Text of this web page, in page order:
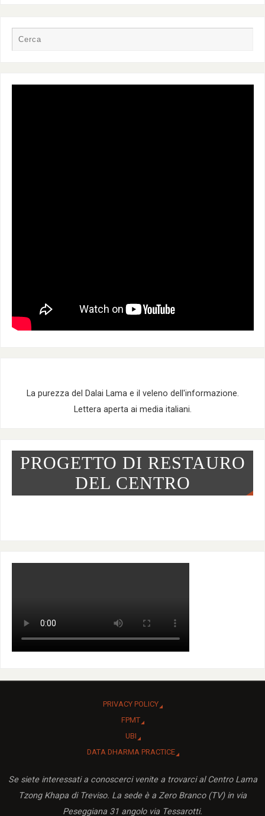
La purezza del Dalai Lama e il veleno dell'informazione.
Lettera aperta ai media italiani.
PROGETTO DI RESTAURO
DEL CENTRO
PRIVACY POLICY
FPMT
UBI
DATA DHARMA PRACTICE
Se siete interessati a conoscerci venite a trovarci al Centro Lama
Tzong Khapa di Treviso. La sede è a Zero Branco (TV) in via
Peseggiana 31 angolo via Tessarotti.